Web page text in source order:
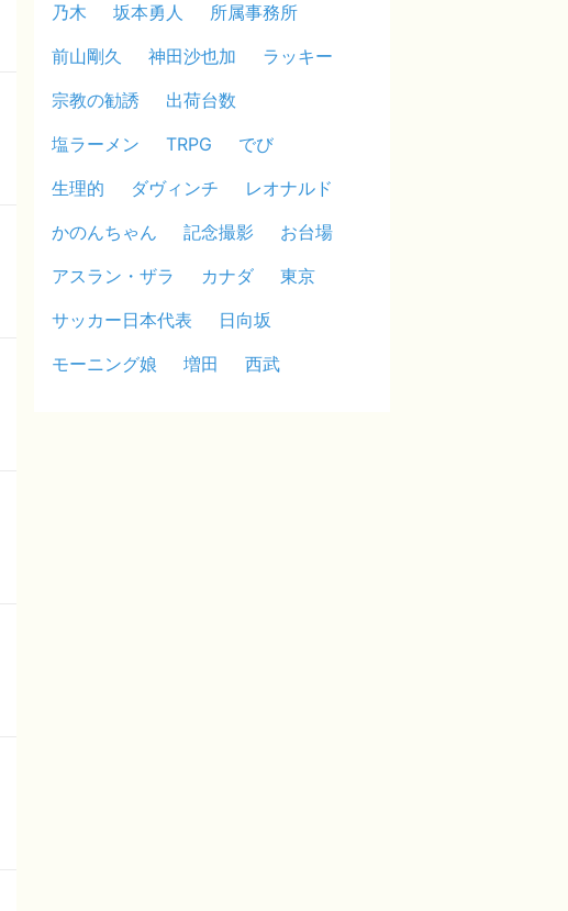
乃木
坂本勇人
所属事務所
前山剛久
神田沙也加
ラッキー
宗教の勧誘
出荷台数
塩ラーメン
TRPG
でび
生理的
ダヴィンチ
レオナルド
かのんちゃん
記念撮影
お台場
アスラン・ザラ
カナダ
東京
サッカー日本代表
日向坂
モーニング娘
増田 西武